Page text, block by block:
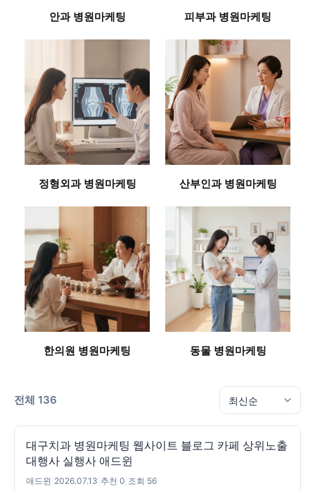
안과 병원마케팅 피부과 병원마케팅
정형외과 병원마케팅 산부인과 병원마케팅
한의원 병원마케팅 동물 병원마케팅
전체 136
대구치과 병원마케팅 웹사이트 블로그 카페 상위노출
대행사 실행사 애드윈
애드윈 2026.07.13 추천 0 조회 56